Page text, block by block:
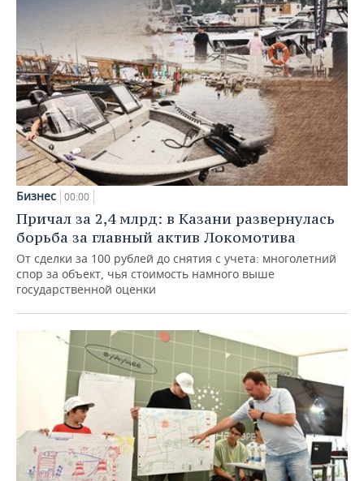
Бизнес 00:00
Причал за 2,4 млрд: в Казани развернулась
борьба за главный актив Локомотива
От сделки за 100 рублей до снятия с учета: многолетний
спор за объект, чья стоимость намного выше
государственной оценки